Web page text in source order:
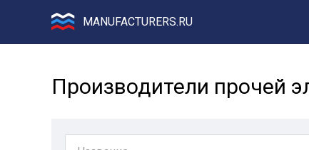
MANUFACTURERS.RU
Производители прочей